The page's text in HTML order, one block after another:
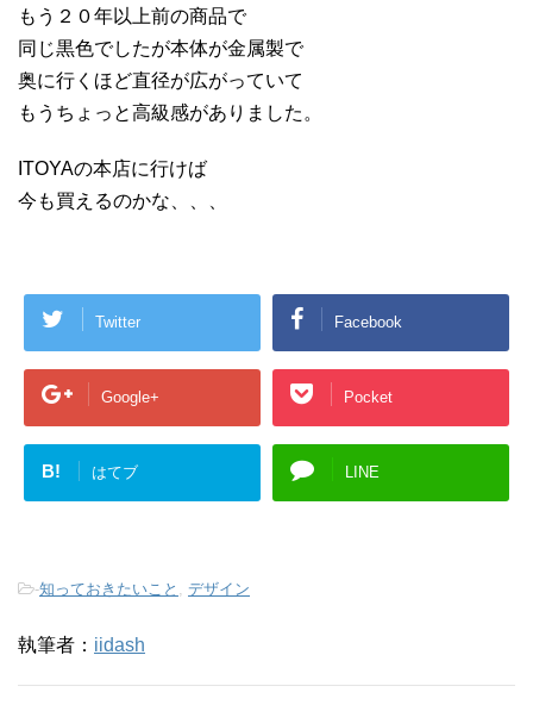
もう２０年以上前の商品で
同じ黒色でしたが本体が金属製で
奥に行くほど直径が広がっていて
もうちょっと高級感がありました。
ITOYAの本店に行けば
今も買えるのかな、、、
Twitter Facebook
Google+ Pocket
B! はてブ LINE
-知っておきたいこと デザイン
執筆者： iidash